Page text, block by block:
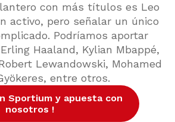
con más títulos es Leo
activo, pero señalar un único
Podríamos aportar
Haaland, Kylian Mbappé,
Lewandowski, Mohamed
entre otros.
Sportium y apuesta con
nosotros !